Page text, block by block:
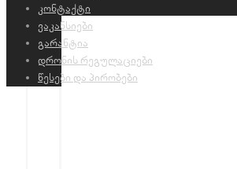
კონტაქტი
ვაკანსიები
გარანტია
დრონის რეგულაციები
წესები და პირობები